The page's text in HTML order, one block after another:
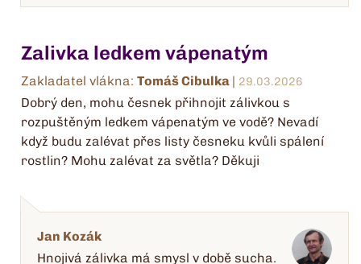
Zalivka ledkem vápenatým
Zakladatel vlákna: Tomáš Cibulka | 29.03.2026
Dobrý den, mohu česnek přihnojit zálivkou s
rozpuštěným ledkem vápenatým ve vodě? Nevadí
když budu zalévat přes listy česneku kvůli spálení
rostlin? Mohu zalévat za světla? Děkuji
Jan Kozák
Hnojivá zálivka má smysl v době sucha.